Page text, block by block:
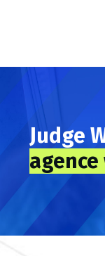
Judge
agence